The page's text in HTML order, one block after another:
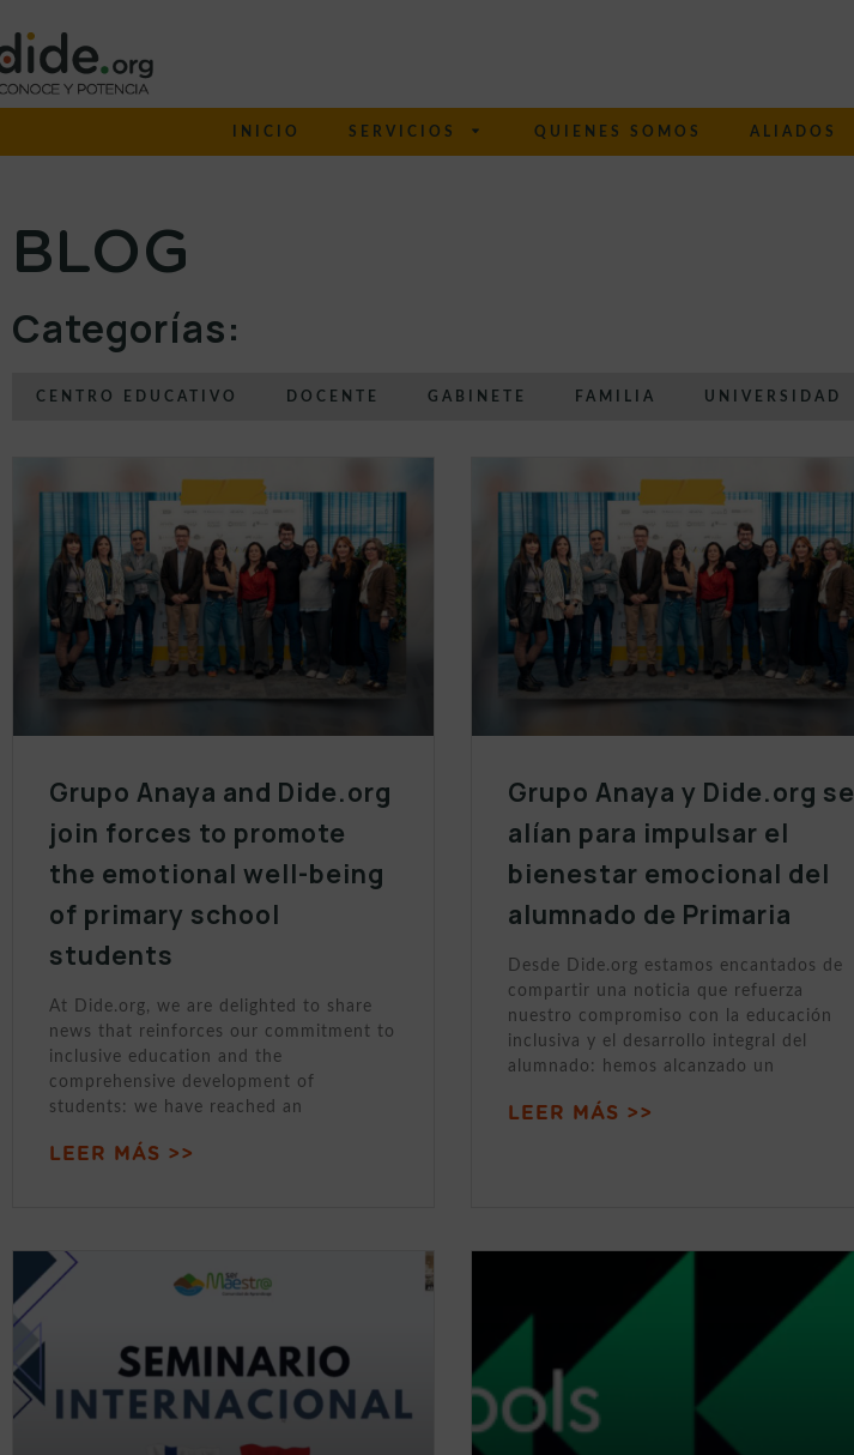
INICIO SERVICIOS QUIENES SOMOS ALIADOS
BLOG
Categorías:
CENTRO EDUCATIVO DOCENTE GABINETE FAMILIA UNIVERSIDAD
Grupo Anaya and Dide.org
join forces to promote
the emotional well-being
of primary school
students
At Dide.org, we are delighted to share
news that reinforces our commitment to
inclusive education and the
comprehensive development of
students: we have reached an
LEER MÁS >>
Grupo Anaya y Dide.org se
alían para impulsar el
bienestar emocional del
alumnado de Primaria
Desde Dide.org estamos encantados de
compartir una noticia que refuerza
nuestro compromiso con la educación
inclusiva y el desarrollo integral del
alumnado: hemos alcanzado un
LEER MÁS >>